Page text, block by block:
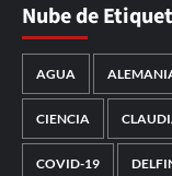
Nube de
AGUA
CIENCIA
COVID-19